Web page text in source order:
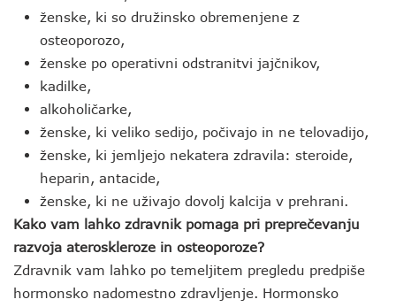
ženske, ki so družinsko obremenjene z
osteoporozo,
ženske po operativni odstranitvi jajčnikov,
kadilke,
alkoholičarke,
ženske, ki veliko sedijo, počivajo in ne telovadijo,
ženske, ki jemljejo nekatera zdravila: steroide,
heparin, antacide,
ženske, ki ne uživajo dovolj kalcija v prehrani.
Kako vam lahko zdravnik pomaga pri preprečevanju
razvoja ateroskleroze in osteoporoze?
Zdravnik vam lahko po temeljitem pregledu predpiše
hormonsko nadomestno zdravljenje. Hormonsko